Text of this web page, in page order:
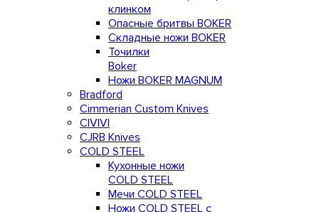
клинком
Опасные бритвы BOKER
Складные ножи BOKER
Точилки
Boker
Ножи BOKER MAGNUM
Bradford
Cimmerian Custom Knives
CIVIVI
CJRB Knives
COLD STEEL
Кухонные ножи
COLD STEEL
Мечи COLD STEEL
Ножи COLD STEEL с